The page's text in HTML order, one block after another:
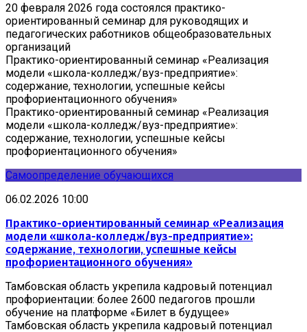
20 февраля 2026 года состоялся практико-
ориентированный семинар для руководящих и
педагогических работников общеобразовательных
организаций
Практико-ориентированный семинар «Реализация
модели «школа-колледж/вуз-предприятие»:
содержание, технологии, успешные кейсы
профориентационного обучения»
Практико-ориентированный семинар «Реализация
модели «школа-колледж/вуз-предприятие»:
содержание, технологии, успешные кейсы
профориентационного обучения»
Самоопределение обучающихся
06.02.2026 10:00
Практико-ориентированный семинар «Реализация
модели «школа-колледж/вуз-предприятие»:
содержание, технологии, успешные кейсы
профориентационного обучения»
Тамбовская область укрепила кадровый потенциал
профориентации: более 2600 педагогов прошли
обучение на платформе «Билет в будущее»
Тамбовская область укрепила кадровый потенциал